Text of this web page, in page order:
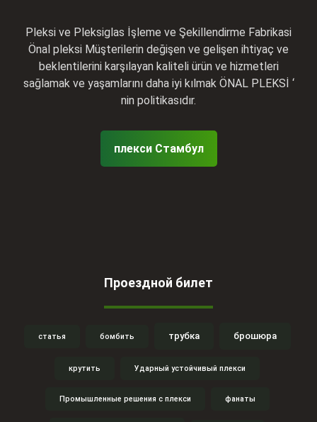
Pleksi ve Pleksiglas İşleme ve Şekillendirme Fabrikasi
Önal pleksi Müşterilerin değişen ve gelişen ihtiyaç ve
beklentilerini karşılayan kaliteli ürün ve hizmetleri
sağlamak ve yaşamlarını daha iyi kılmak ÖNAL PLEKSİ ‘
nin politikasıdır.
плекси Стамбул
Проездной билет
статья бомбить трубка брошюра
крутить Ударный устойчивый плекси
Промышленные решения с плекси фанаты